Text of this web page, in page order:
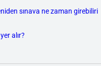
sınava ne zaman girebiliri
alır?